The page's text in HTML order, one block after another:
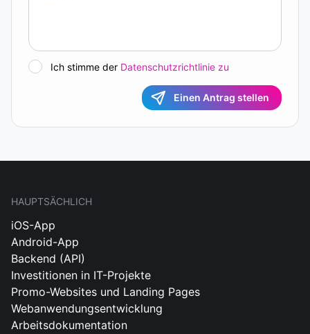
Ich stimme der Datenschutzrichtlinie zu
Einen Antrag stellen
HAUPTSÄCHLICH
iOS-App
Android-App
Backend (API)
Investitionen in IT-Projekte
Promo-Websites und Landing Pages
Webanwendungsentwicklung
Arbeitsdokumentation